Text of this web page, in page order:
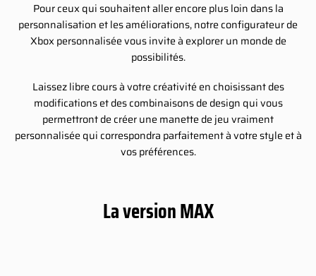
Pour ceux qui souhaitent aller encore plus loin dans la
personnalisation et les améliorations, notre configurateur de
Xbox personnalisée vous invite à explorer un monde de
possibilités.
Laissez libre cours à votre créativité en choisissant des
modifications et des combinaisons de design qui vous
permettront de créer une manette de jeu vraiment
personnalisée qui correspondra parfaitement à votre style et à
vos préférences.
La version MAX